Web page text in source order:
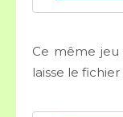
Ce même jeu
laisse le fichier